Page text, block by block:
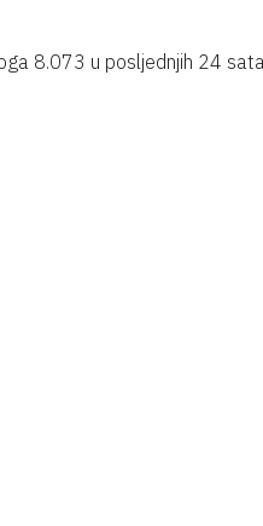
8.073 u posljednjih 24